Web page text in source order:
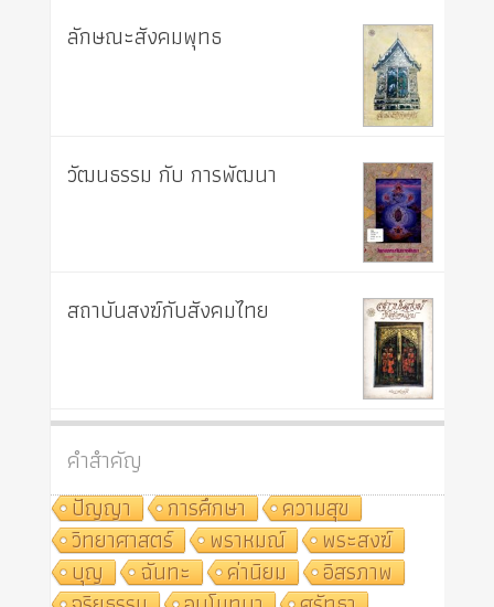
ลักษณะสังคมพุทธ
วัฒนธรรม กับ การพัฒนา
สถาบันสงฆ์กับสังคมไทย
คำสำคัญ
ปัญญา
การศึกษา
ความสุข
วิทยาศาสตร์
พราหมณ์
พระสงฆ์
บุญ
ฉันทะ ค่านิยม
อิสรภาพ